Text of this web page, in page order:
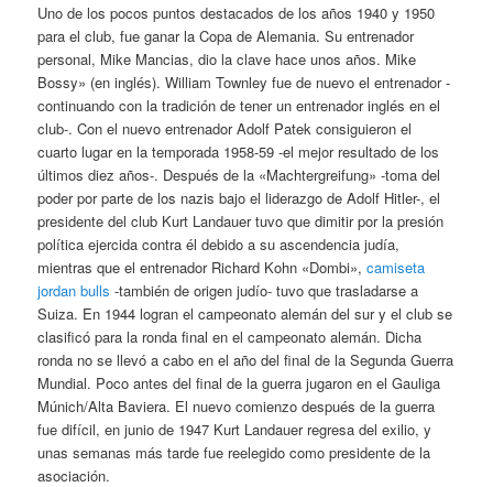
Uno de los pocos puntos destacados de los años 1940 y 1950
para el club, fue ganar la Copa de Alemania. Su entrenador
personal, Mike Mancias, dio la clave hace unos años. Mike
Bossy» (en inglés). William Townley fue de nuevo el entrenador -
continuando con la tradición de tener un entrenador inglés en el
club-. Con el nuevo entrenador Adolf Patek consiguieron el
cuarto lugar en la temporada 1958-59 -el mejor resultado de los
últimos diez años-. Después de la «Machtergreifung» -toma del
poder por parte de los nazis bajo el liderazgo de Adolf Hitler-, el
presidente del club Kurt Landauer tuvo que dimitir por la presión
política ejercida contra él debido a su ascendencia judía,
mientras que el entrenador Richard Kohn «Dombi»,camiseta
jordan bulls -también de origen judío- tuvo que trasladarse a
Suiza. En 1944 logran el campeonato alemán del sur y el club se
clasificó para la ronda final en el campeonato alemán. Dicha
ronda no se llevó a cabo en el año del final de la Segunda Guerra
Mundial. Poco antes del final de la guerra jugaron en el Gauliga
Múnich/Alta Baviera. El nuevo comienzo después de la guerra
fue difícil, en junio de 1947 Kurt Landauer regresa del exilio, y
unas semanas más tarde fue reelegido como presidente de la
asociación.